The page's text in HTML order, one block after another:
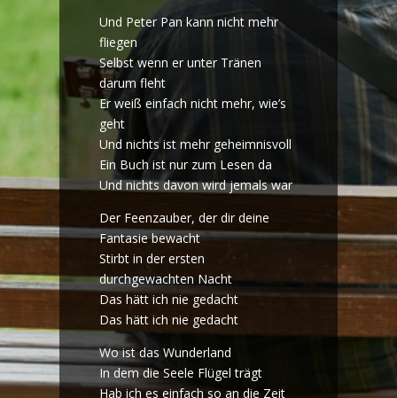
Und Peter Pan kann nicht mehr
fliegen
Selbst wenn er unter Tränen
darum fleht
Er weiß einfach nicht mehr, wie’s
geht
Und nichts ist mehr geheimnisvoll
Ein Buch ist nur zum Lesen da
Und nichts davon wird jemals war
Der Feenzauber, der dir deine
Fantasie bewacht
Stirbt in der ersten
durchgewachten Nacht
Das hätt ich nie gedacht
Das hätt ich nie gedacht
Wo ist das Wunderland
In dem die Seele Flügel trägt
Hab ich es einfach so an die Zeit